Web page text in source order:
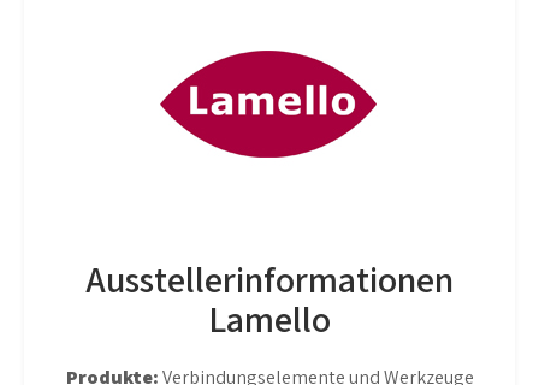
Ausstellerinformationen
Lamello
Produkte:Verbindungselemente und Werkzeuge